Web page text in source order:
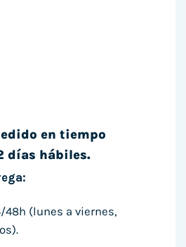
en tiempo
días hábiles.
48h (lunes a viernes,